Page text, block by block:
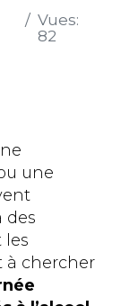
Vues:
82
une
des
les
à chercher